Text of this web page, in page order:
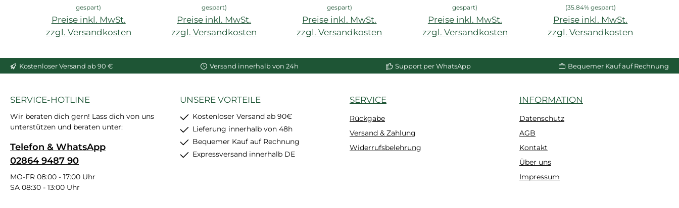
gespart)
Preise inkl. MwSt.
zzgl. Versandkosten
gespart)
Preise inkl. MwSt.
zzgl. Versandkosten
gespart)
Preise inkl. MwSt.
zzgl. Versandkosten
gespart)
Preise inkl. MwSt.
zzgl. Versandkosten
Oberfläche,
vorgrundiert NMC
(35.84% gespart)
Preise inkl. MwSt.
zzgl. Versandkosten
Kostenloser Versand ab 90 € Versand innerhalb von 24h Support per WhatsApp Bequemer Kauf auf Rechnung
SERVICE-HOTLINE
Wir beraten dich gern! Lass dich von uns
unterstützen und beraten unter:
Telefon & WhatsApp
02864 9487 90
MO-FR 08:00 - 17:00 Uhr
SA 08:30 - 13:00 Uhr
UNSERE VORTEILE
Kostenloser Versand ab 90€
Lieferung innerhalb von 48h
Bequemer Kauf auf Rechnung
Expressversand innerhalb DE
SERVICE
Rückgabe
Versand & Zahlung
Widerrufsbelehrung
INFORMATION
Datenschutz
AGB
Kontakt
Über uns
Impressum